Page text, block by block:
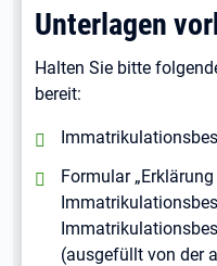
Unterlagen
Halten Sie bitte
bereit:
positiv:
positiv:
Formular
(ausgefüllt von der